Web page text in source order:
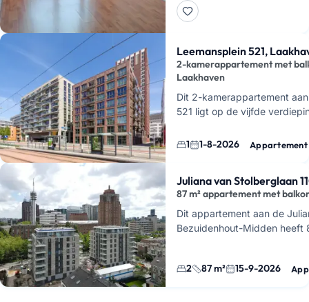
Leemansplein 521,
2-kamerappartement met
Laakhaven
Dit 2-kamerappartement
521 ligt op de vijfde
woont hier met…
1 1-8-2026 Appartement
Juliana van Stolberglaan
87 m² appartement met
Dit appartement aan de
Bezuidenhout-Midden heeft
2 87 m² 15-9-2026